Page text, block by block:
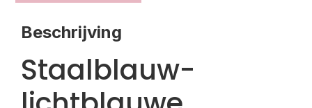
Beschrijving
Staalblauw-